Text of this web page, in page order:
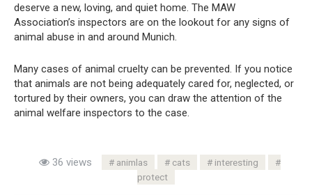
deserve a new, loving, and quiet home. The MAW
Association’s inspectors are on the lookout for any signs of
animal abuse in and around Munich.
Many cases of animal cruelty can be prevented. If you notice
that animals are not being adequately cared for, neglected, or
tortured by their owners, you can draw the attention of the
animal welfare inspectors to the case.
36 views animlas cats
interesting
protect